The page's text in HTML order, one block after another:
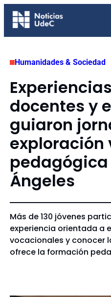
Saltar
Humanidades & Sociedad
docentes y
guiaron
exploración
pedagógica
Ángeles
Más de 130 jóvenes
experiencia orientada a
vocacionales y conocer
ofrece la formación